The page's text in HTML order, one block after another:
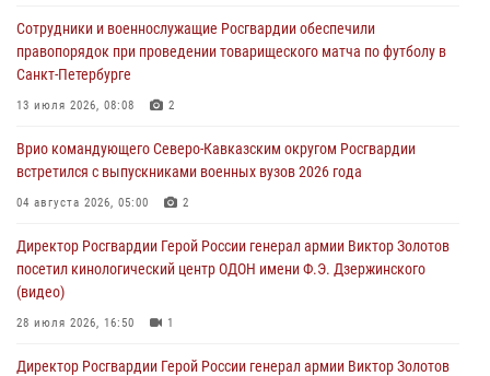
09 августа 2026, 08:00
Лучшие футбольные команды Южного округа Росгвардии
определили на Кубани
В Кузбассе росгвардейцы помогли вернуть горожанке пропавшую
мать
Сотрудники и военнослужащие Росгвардии обеспечили
правопорядок при проведении товарищеского матча по футболу в
Санкт-Петербурге
13 июля 2026, 08:08 2
Врио командующего Северо-Кавказским округом Росгвардии
встретился с выпускниками военных вузов 2026 года
04 августа 2026, 05:00 2
Директор Росгвардии Герой России генерал армии Виктор Золотов
посетил кинологический центр ОДОН имени Ф.Э. Дзержинского
(видео)
28 июля 2026, 16:50 1
Директор Росгвардии Герой России генерал армии Виктор Золотов